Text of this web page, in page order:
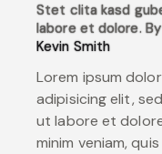
Stet clita kasd
labore et dolore. By
Kevin Smith
Lorem ipsum
adipisicing elit,
ut labore et
minim veniam,